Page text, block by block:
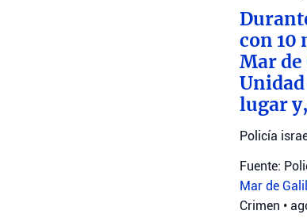
con 10
Mar de
lugar
Policía
Fuente:
Mar de
Crimen •